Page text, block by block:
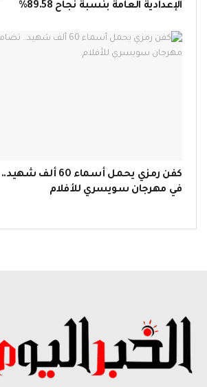
الإعدادية العامة بنسبة نجاح 89.58%
كفن رمزي يحمل
في مهرجان سويسري للأفلام